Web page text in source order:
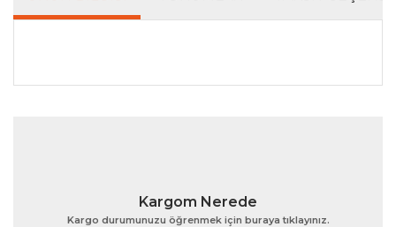
Bu ürünün fiyat bilgisi, resim, ürün açıklamalarında ve
Ürün açıklamasında eksik bilgiler bulunuyor.
Kargom Nerede
Kargo durumunuzu öğrenmek için buraya tıklayınız.